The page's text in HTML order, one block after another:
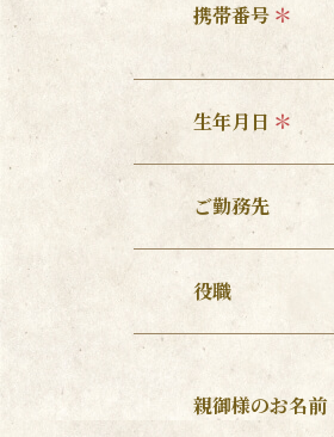
携帯番号
生年月日
ご勤務先
役職
親御様のお名前